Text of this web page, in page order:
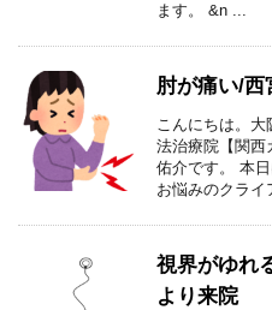
ます。 &n ...
肘が痛い/西
こんにちは。大
法治療院【関西
佑介です。 本
お悩みのクラ
視界がゆれ
より来院